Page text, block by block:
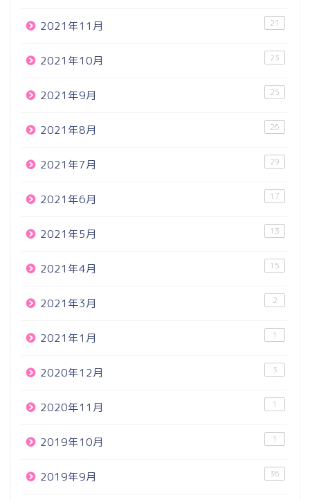
2021年11月 21
2021年10月 23
2021年9月 25
2021年8月 26
2021年7月 29
2021年6月 17
2021年5月 13
2021年4月 15
2021年3月 2
2021年1月 1
2020年12月 3
2020年11月 1
2019年10月 1
2019年9月 36